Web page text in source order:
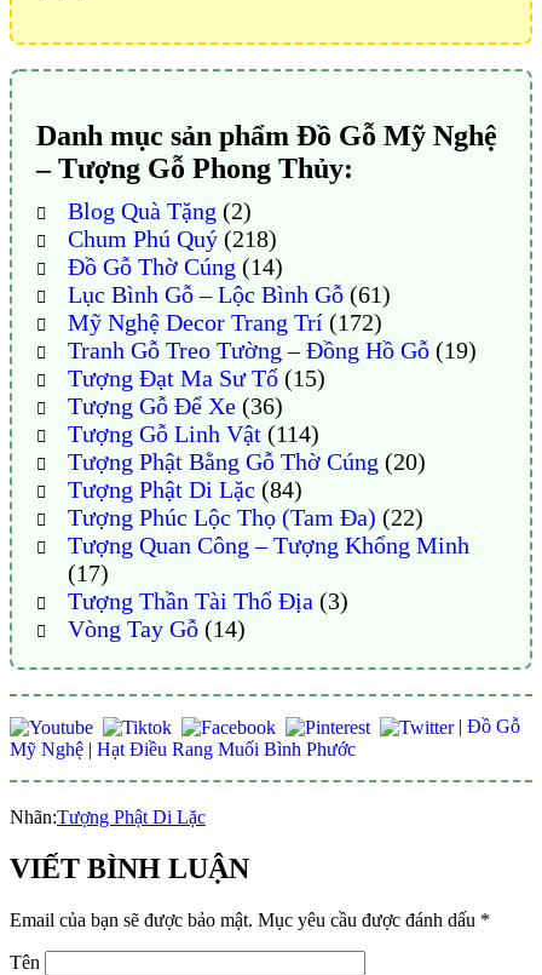
Danh mục sản phẩm Đồ Gỗ Mỹ Nghệ
– Tượng Gỗ Phong Thủy:
Blog Quà Tặng (2)
Chum Phú Quý(218)
Đồ Gỗ Thờ Cúng (14)
Lục Bình Gỗ – Lộc Bình Gỗ(61)
Mỹ Nghệ Decor Trang Trí(172)
Tranh Gỗ Treo Tường – Đồng Hồ Gỗ(19)
Tượng Đạt Ma Sư Tổ(15)
Tượng Gỗ Để Xe(36)
Tượng Gỗ Linh Vật(114)
Tượng Phật Bằng Gỗ Thờ Cúng (20)
Tượng Phật Di Lặc (84)
Tượng Phúc Lộc Thọ (Tam Đa) (22)
Tượng Quan Công – Tượng Khổng Minh
(17)
Tượng Thần Tài Thổ Địa (3)
Vòng Tay Gỗ(14)
| Đồ Gỗ
Mỹ Nghệ | Hạt Điều Rang Muối Bình Phước
Nhãn:Tượng Phật Di Lặc
VIẾT BÌNH LUẬN
Email của bạn sẽ được bảo mật. Mục yêu cầu được đánh dấu *
Tên